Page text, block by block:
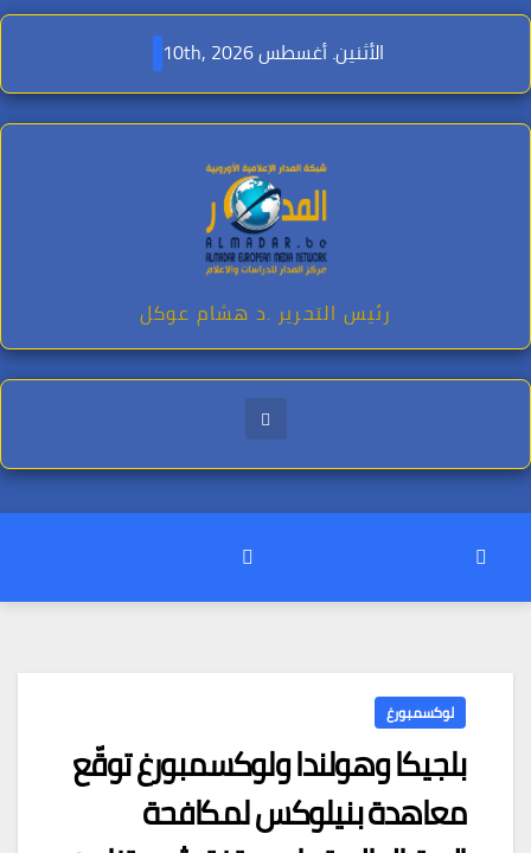
Skip
content
الأثنين. أغسطس 10th, 2026
رئيس التحرير .د هشام عوكل
لوكسمبورغ
بلجيكا وهولندا ولوكسمبورغ توقّع
معاهدة بنيلوكس لمكافحة